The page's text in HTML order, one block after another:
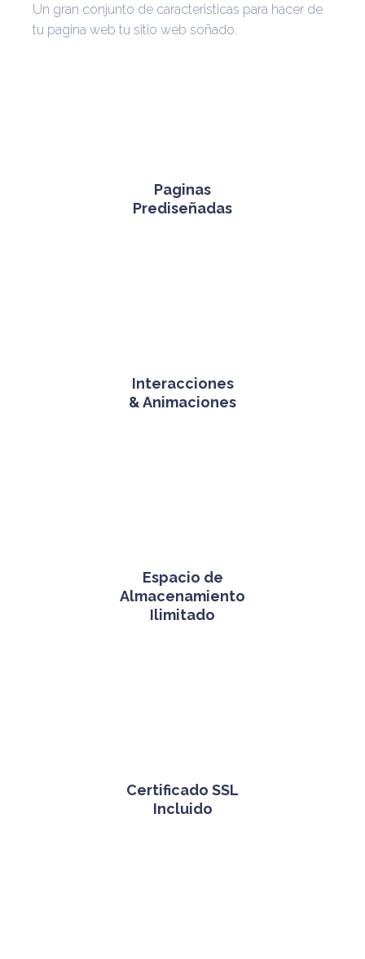
Un gran conjunto de caracteristicas para hacer de
tu pagina web tu sitio web soñado.
Paginas
Prediseñadas
Interacciones
& Animaciones
Espacio de
Almacenamiento
Ilimitado
Certificado SSL
Incluido